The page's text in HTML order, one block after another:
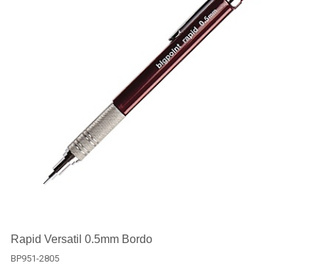
Rapid Versatil 0.5mm Bordo
BP951-2805